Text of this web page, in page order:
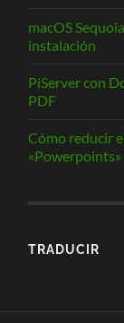
macOS
instalación
PiServer con
PDF
Cómo reducir
TRADUCIR